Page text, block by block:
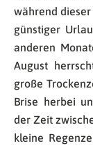
während
günstiger
anderen
August
große
Brise herbei
der Zeit
kleine